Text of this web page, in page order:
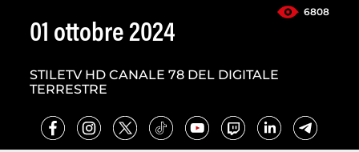
6808
01 ottobre 2024
STILETV HD CANALE 78 DEL DIGITALE
TERRESTRE